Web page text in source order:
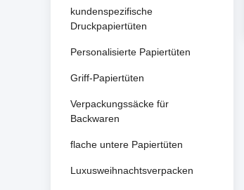
kundenspezifische
Druckpapiertüten
Personalisierte Papiertüten
Griff-Papiertüten
Verpackungssäcke für
Backwaren
flache untere Papiertüten
Luxusweihnachtsverpacken